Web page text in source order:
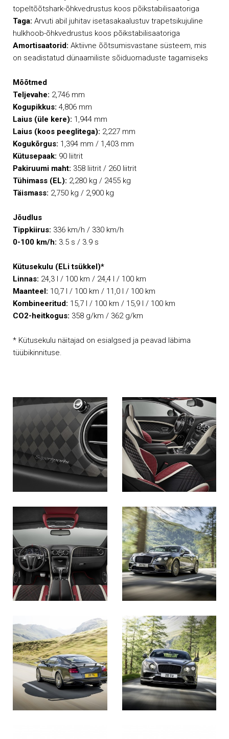
topeltõõtshark-õhkvedrustus koos põikstabilisaatoriga
Taga: Arvuti abil juhitav isetasakaalustuv trapetsikujuline
hulkhoob-õhkvedrustus koos põikstabilisaatoriga
Amortisaatorid: Aktiivne õõtsumisvastane süsteem, mis
on seadistatud dünaamiliste sõiduomaduste tagamiseks
Mõõtmed
Teljevahe: 2,746 mm
Kogupikkus: 4,806 mm
Laius (üle kere): 1,944 mm
Laius (koos peeglitega): 2,227 mm
Kogukõrgus: 1,394 mm / 1,403 mm
Kütusepaak: 90 liitrit
Pakiruumi maht: 358 liitrit / 260 liitrit
Tühimass (EL): 2,280 kg / 2455 kg
Täismass: 2,750 kg / 2,900 kg
Jõudlus
Tippkiirus: 336 km/h / 330 km/h
0-100 km/h: 3.5 s / 3.9 s
Kütusekulu (ELi tsükkel)*
Linnas: 24,3 l / 100 km / 24,4 l / 100 km
Maanteel: 10,7 l / 100 km / 11,0 l / 100 km
Kombineeritud: 15,7 l / 100 km / 15,9 l / 100 km
CO2-heitkogus: 358 g/km / 362 g/km
* Kütusekulu näitajad on esialgsed ja peavad läbima
tüübikinnituse.